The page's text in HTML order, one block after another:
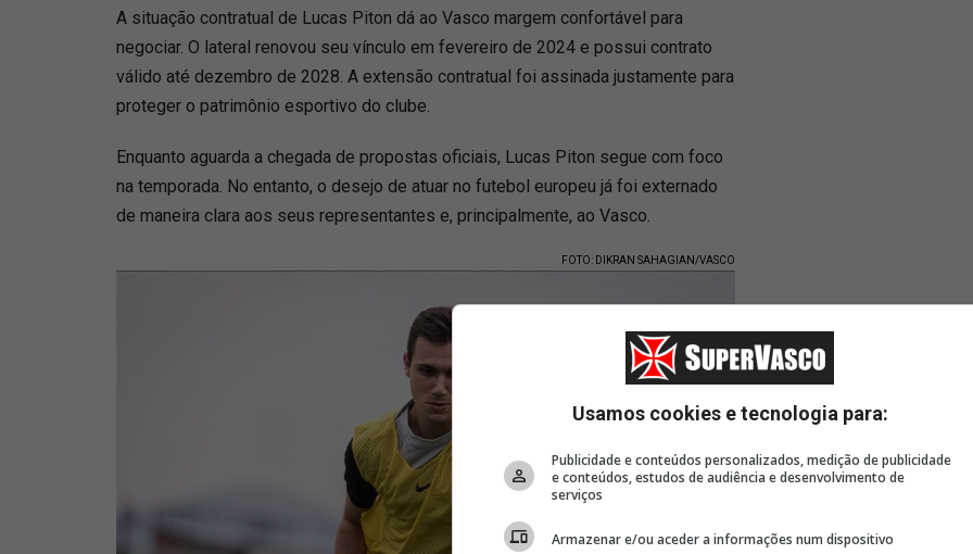
A situação contratual de Lucas Piton dá ao Vasco margem confortável para
negociar. O lateral renovou seu vínculo em fevereiro de 2024 e possui contrato
válido até dezembro de 2028. A extensão contratual foi assinada justamente para
proteger o patrimônio esportivo do clube.
Enquanto aguarda a chegada de propostas oficiais, Lucas Piton segue com foco
na temporada. No entanto, o desejo de atuar no futebol europeu já foi externado
de maneira clara aos seus representantes e, principalmente, ao Vasco.
FOTO: DIKRAN SAHAGIAN/VASCO
Usamos cookies e tecnologia para:
Publicidade e conteúdos personalizados, medição de publicidade
e conteúdos, estudos de audiência e desenvolvimento de
serviços
Armazenar e/ou aceder a informações num dispositivo